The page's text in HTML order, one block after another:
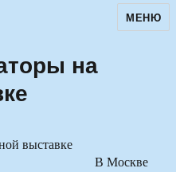
авторскойМЕНЮ
на
В Москве